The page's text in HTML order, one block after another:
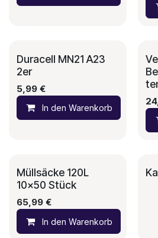
Duracell MN21 A23
2er
5,99€
In den Warenkorb
Müllsäcke 120L
10x50 Stück
65,99€
In den Warenkorb